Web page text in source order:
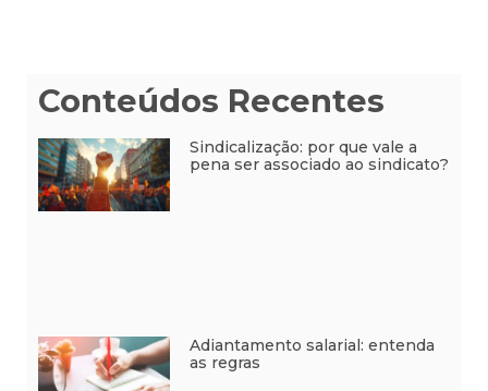
Conteúdos Recentes
Sindicalização: por que vale a
pena ser associado ao sindicato?
Adiantamento salarial: entenda
as regras